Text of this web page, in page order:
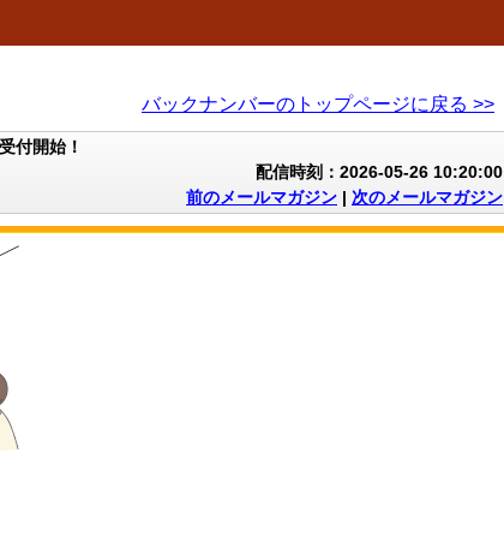
バックナンバーのトップページに戻る >>
付開始！
配信時刻：2026-05-26 10:20:00
前のメールマガジン | 次のメールマガジン